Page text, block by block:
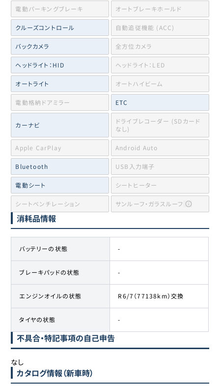
電動パーキングブレーキ オートブレーキホールド
クルーズコントロール 自動追従機能 (ACC)
バックカメラ 全方位カメラ
ヘッドライト：HID ヘッドライト：LED
オートライト オートハイビーム
電動格納ドアミラー ETC
カーナビ
ドライブレコーダー (SDカード
なし)
Apple CarPlay Android Auto
Bluetooth USB入力端子
電動シート シートヒーター
シートベンチレーション サンルーフ・ガラスルーフ
消耗品情報
バッテリーの状態 -
ブレーキパッドの状態 -
エンジンオイルの状態 R6/7（77138km）交換
タイヤの状態 -
不具合・特記事項の自己申告
なし
カタログ情報（新車時）